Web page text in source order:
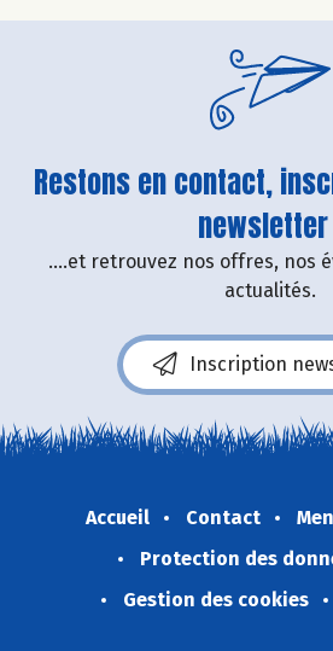
Restons en contact,
....et retrouvez nos offres, nos
actualités.
Inscription
Accueil Contact
Protection des
Gestion des cookies